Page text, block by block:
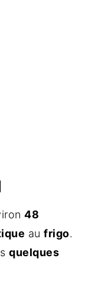
48
aufrigo.
quelques